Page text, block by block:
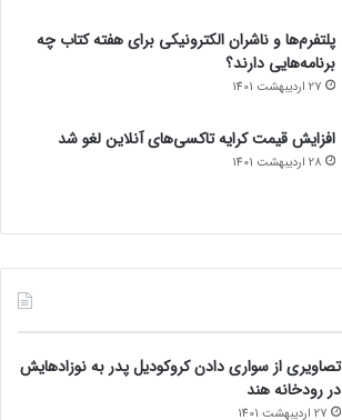
پلتفرم‌ها و ناشران الکترونیکی برای هفته کتاب چه
برنامه‌هایی دارند؟
27 اردیبهشت 1401
افزایش قیمت کرایه تاکسی‌های آنلاین لغو شد
28 اردیبهشت 1401
تصاویری از سواری دادن کروکودیل پدر به نوزادهایش
در رودخانه هند
27 اردیبهشت 1401